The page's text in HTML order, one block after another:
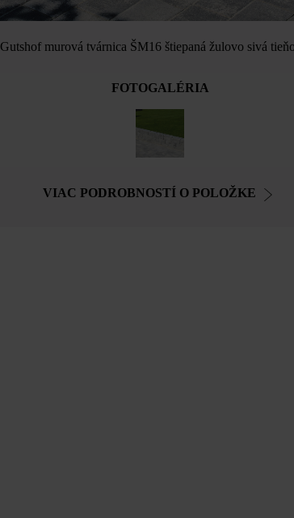
Gutshof murová tvárnica ŠM16 štiepaná žulovo sivá
FOTOGALÉRIA
VIAC PODROBNOSTÍ O POLOŽKE